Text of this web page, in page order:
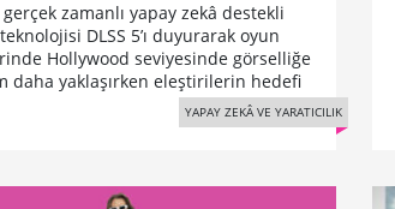
gerçek zamanlı yapay zekâ destekli
DLSS 5’ı duyurarak oyun
Hollywood seviyesinde görselliğe
daha yaklaşırken eleştirilerin hedefi
YAPAY ZEKÂ VE YARATICILIK